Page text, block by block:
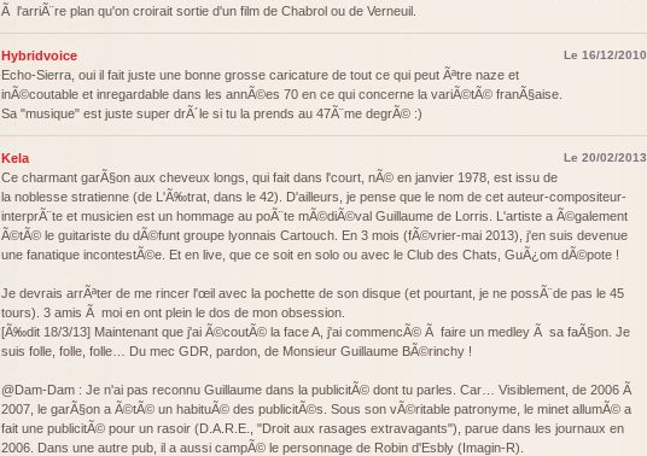
Ã l'arriÃ¨re plan qu'on croirait sortie d'un film de Chabrol ou de Verneuil.
Hybridvoice Le 16/12/2010
Echo-Sierra, oui il fait juste une bonne grosse caricature de tout ce qui peut Ãªtre naze et
inÃ©coutable et inregardable dans les annÃ©es 70 en ce qui concerne la variÃ©tÃ© franÃ§aise.
Sa "musique" est juste super drÃ´le si tu la prends au 47Ã¨me degrÃ© :)
Kela Le 20/02/2013
Ce charmant garÃ§on aux cheveux longs, qui fait dans l'court, nÃ© en janvier 1978, est issu de
la noblesse stratienne (de L'Ã‰trat, dans le 42). D'ailleurs, je pense que le nom de cet auteur-compositeur-
interprÃ¨te et musicien est un hommage au poÃ¨te mÃ©diÃ©val Guillaume de Lorris. L'artiste a Ã©galement
Ã©tÃ© le guitariste du dÃ©funt groupe lyonnais Cartouch. En 3 mois (fÃ©vrier-mai 2013), j'en suis devenue
une fanatique incontestÃ©e. Et en live, que ce soit en solo ou avec le Club des Chats, GuÃ¿om dÃ©pote !
Je devrais arrÃªter de me rincer l'œil avec la pochette de son disque (et pourtant, je ne possÃ¨de pas le 45
tours). 3 amis Ã moi en ont plein le dos de mon obsession.
[Ã‰dit 18/3/13] Maintenant que j'ai Ã©coutÃ© la face A, j'ai commencÃ© Ã faire un medley Ã sa faÃ§on. Je
suis folle, folle, folle… Du mec GDR, pardon, de Monsieur Guillaume BÃ©rinchy !
@Dam-Dam : Je n'ai pas reconnu Guillaume dans la publicitÃ© dont tu parles. Car… Visiblement, de 2006 Ã
2007, le garÃ§on a Ã©tÃ© un habituÃ© des publicitÃ©s. Sous son vÃ©ritable patronyme, le minet allumÃ© a
fait une publicitÃ© pour un rasoir (D.A.R.E., "Droit aux rasages extravagants"), parue dans les journaux en
2006. Dans une autre pub, il a aussi campÃ© le personnage de Robin d'Esbly (Imagin-R).